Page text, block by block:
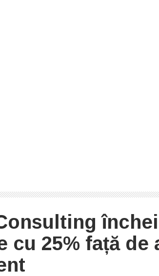
cu 25% față de